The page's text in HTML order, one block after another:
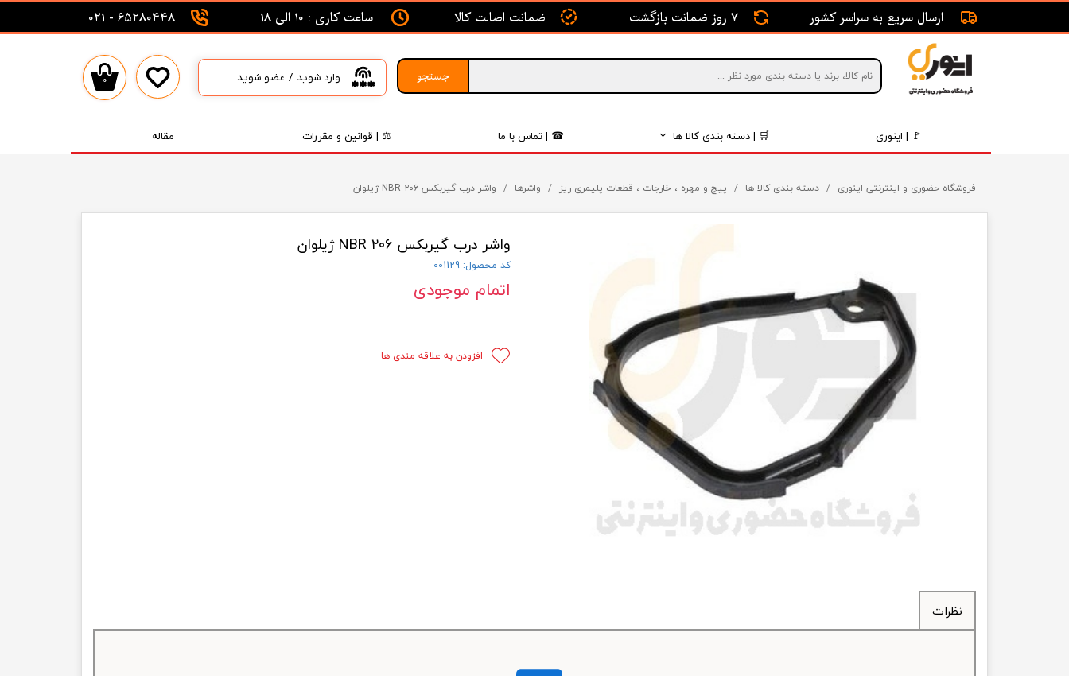
جستجو
🚩 | اینوری 🛒 | دسته بندی کالا ها
موتور و اگزوز
روغن و فیلتر
انتقال قدرت
فرمان، جلوبندی و ترمز
لوازم جانبی و اسپرت
بلبرینگ ماشین
کاسه نمد ماشین
☎ | تماس با ما ⚖ | قوانین و مقررات مقاله
ارسال سریع به سراسر کشور 7 روز ضمانت بازگشت ضمانت اصالت کالا ساعت کاری : 10 الی 18 65280448 - 021
۰ وارد شوید / عضو شوید
حساب کاربری من
تغییر گذر واژه
فروشگاه حضوری و اینترنتی اینوری دسته بندی کالا ها پیچ و مهره ، خارجات ، قطعات پلیمری ریز واشرها واشر درب گیربکس ۲۰۶ NBR ژیلوان
واشر درب گیربکس ۲۰۶ NBR ژیلوان
کد محصول: 001129
اتمام موجودی
افزودن به علاقه مندی ها
نظرات